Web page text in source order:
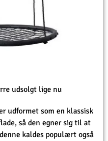
udsolgt lige nu
udformet som en klassisk
så den egner sig til at
kaldes populært også